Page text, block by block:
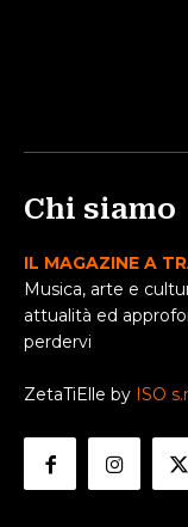
Chi siamo
IL MAGAZINE A
Musica, arte e
attualità ed
perdervi
ZetaTiElle by ISO